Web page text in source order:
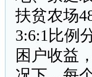
扶贫农场
3:6:1比例
困户收益